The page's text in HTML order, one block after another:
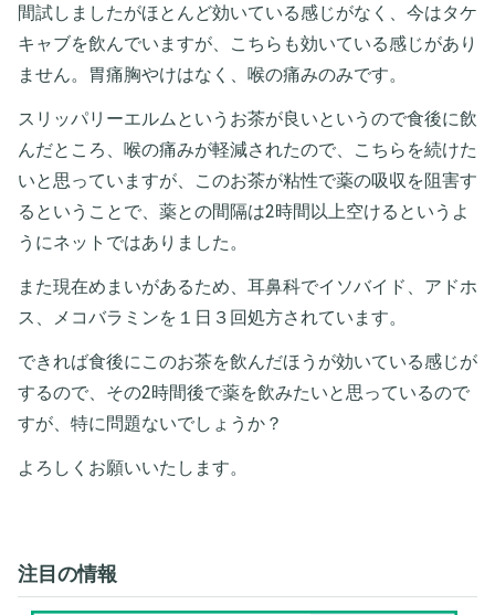
間試しましたがほとんど効いている感じがなく、今はタケ
キャブを飲んでいますが、こちらも効いている感じがあり
ません。胃痛胸やけはなく、喉の痛みのみです。
スリッパリーエルムというお茶が良いというので食後に飲
んだところ、喉の痛みが軽減されたので、こちらを続けた
いと思っていますが、このお茶が粘性で薬の吸収を阻害す
るということで、薬との間隔は2時間以上空けるというよ
うにネットではありました。
また現在めまいがあるため、耳鼻科でイソバイド、アドホ
ス、メコバラミンを１日３回処方されています。
できれば食後にこのお茶を飲んだほうが効いている感じが
するので、その2時間後で薬を飲みたいと思っているので
すが、特に問題ないでしょうか？
よろしくお願いいたします。
注目の情報